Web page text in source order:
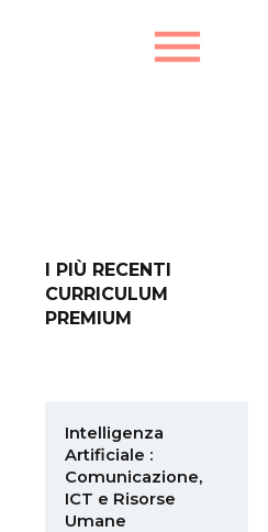
menu
I PIÙ RECENTI
CURRICULUM
PREMIUM
Intelligenza
Artificiale :
Comunicazione,
ICT e Risorse
Umane